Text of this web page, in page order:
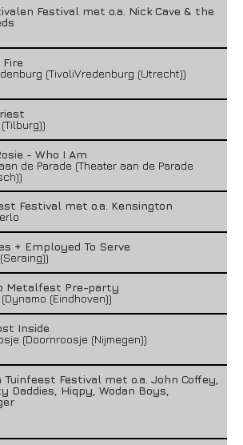
Festival met o.a. Nick Cave & the
Fire
(TivoliVredenburg (Utrecht))
- Who I Am
de Parade (Theater aan de Parade
Festival met o.a. Kensington
+ Employed To Serve
Metalfest Pre-party
(Eindhoven))
Inside
(Doornroosje (Nijmegen))
Tuinfeest Festival met o.a. John Coffey,
Daddies, Hiqpy, Wodan Boys,